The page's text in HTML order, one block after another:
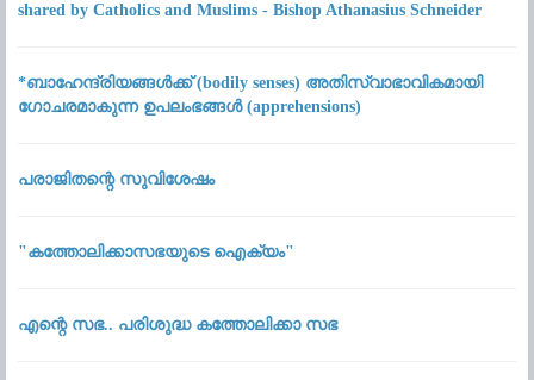
shared by Catholics and Muslims - Bishop Athanasius Schneider
*ബാഹേന്ദ്രിയങ്ങൾക്ക് (bodily senses) അതിസ്വാഭാവികമായി
ഗോചരമാകുന്ന ഉപലംഭങ്ങൾ (apprehensions)
പരാജിതന്റെ സുവിശേഷം
"കത്തോലിക്കാസഭയുടെ ഐക്യം"
എന്റെ സഭ.. പരിശുദ്ധ കത്തോലിക്കാ സഭ